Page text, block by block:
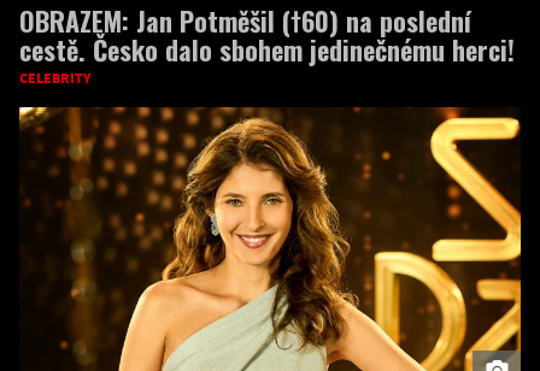
OBRAZEM: Jan Potměšil (†60) na poslední
cestě. Česko dalo sbohem jedinečnému herci!
CELEBRITY